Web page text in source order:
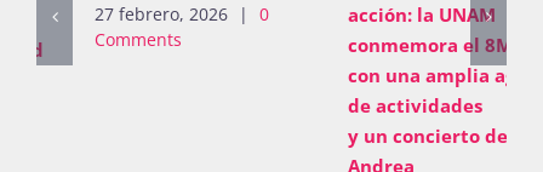
27 febrero, 2026 | 0
Comments
acción: la UNAM
conmemora el 8M 2026
con una amplia agenda
de actividades
y un concierto de
Andrea